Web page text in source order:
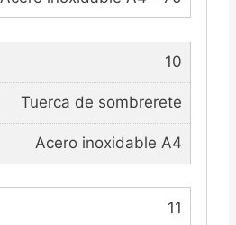
10
Tuerca de sombrerete
Acero inoxidable A4
11